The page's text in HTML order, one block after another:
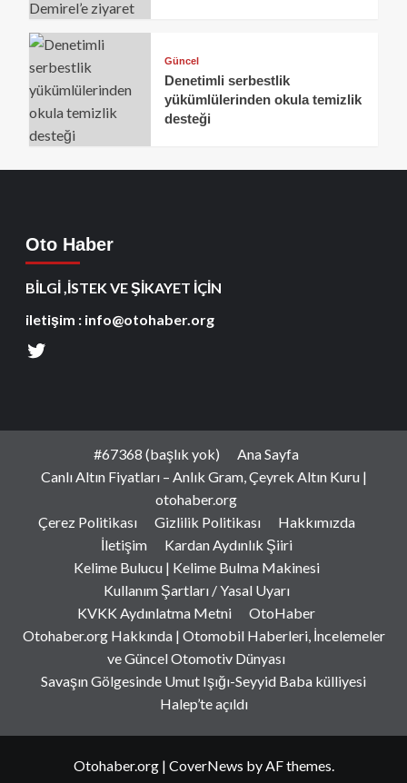
Güncel
Denetimli serbestlik
yükümlülerinden okula temizlik
desteği
Oto Haber
BİLGİ ,İSTEK VE ŞİKAYET İÇİN
iletişim : info@otohaber.org
#67368 (başlık yok)
Ana Sayfa
Canlı Altın Fiyatları – Anlık Gram, Çeyrek Altın Kuru |
otohaber.org
Çerez Politikası
Gizlilik Politikası
Hakkımızda
İletişim
Kardan Aydınlık Şiiri
Kelime Bulucu | Kelime Bulma Makinesi
Kullanım Şartları / Yasal Uyarı
KVKK Aydınlatma Metni
OtoHaber
Otohaber.org Hakkında | Otomobil Haberleri, İncelemeler
ve Güncel Otomotiv Dünyası
Savaşın Gölgesinde Umut Işığı-Seyyid Baba külliyesi
Halep’te açıldı
Otohaber.org | CoverNews by AF themes.